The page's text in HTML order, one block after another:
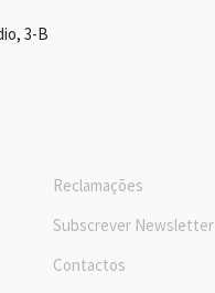
3-B
Reclamações
Subscrever Newsletter
Contactos